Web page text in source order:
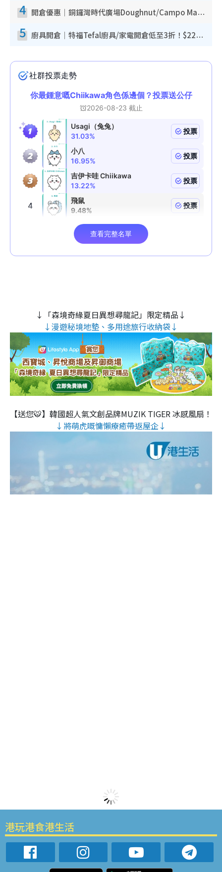
4 開倉優惠｜銅鑼灣時代廣場Doughnut/Campo Marzio開倉低至1折！背囊、書包、手袋劈價$200起
5 廚具開倉｜特福Tefal廚具/家電開倉低至3折！$220起買平底鍋/炒鑊/湯煲！電飯煲/吸塵機/燙斗$418起
↓「森境奇緣夏日異想尋龍記」限定精品↓
↓漫遊秘境地墊、多用途旅行收納袋↓
【送您🐯】韓國超人氣文創品牌MUZIK TIGER 冰感風扇！
↓將萌虎嘅慵懶療癒帶返屋企↓
港玩港食港生活